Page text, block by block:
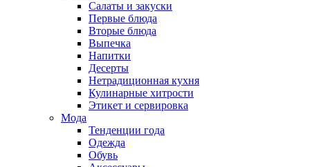
Салаты и закуски
Первые блюда
Вторые блюда
Выпечка
Напитки
Десерты
Нетрадиционная кухня
Кулинарные хитрости
Этикет и сервировка
Мода
Тенденции года
Одежда
Обувь